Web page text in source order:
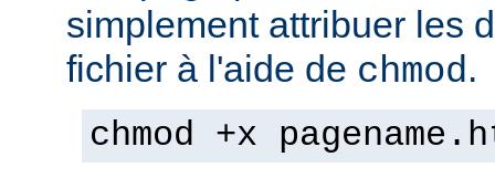
simplement attribuer les
fichier à l'aide de chmod.
chmod +x